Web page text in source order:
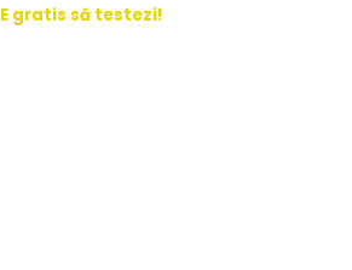
E gratis să testezi!